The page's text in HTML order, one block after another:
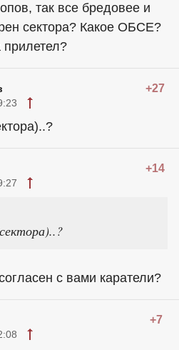
так все бредовее и
сектора? Какое ОБСЕ?
+27
+14
с вами каратели?
+7